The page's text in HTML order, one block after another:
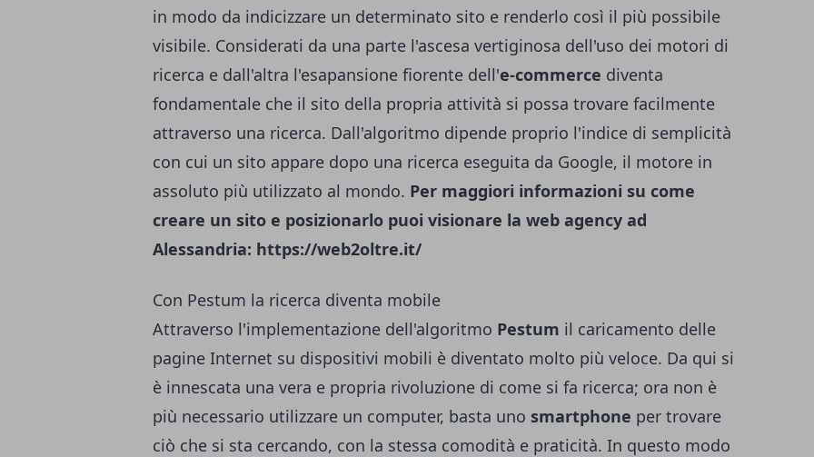
in modo da indicizzare un determinato sito e renderlo così il più possibile
visibile. Considerati da una parte l'ascesa vertiginosa dell'uso dei motori di
ricerca e dall'altra l'esapansione fiorente dell'e-commerce diventa
fondamentale che il sito della propria attività si possa trovare facilmente
attraverso una ricerca. Dall'algoritmo dipende proprio l'indice di semplicità
con cui un sito appare dopo una ricerca eseguita da Google, il motore in
assoluto più utilizzato al mondo. Per maggiori informazioni su come
creare un sito e posizionarlo puoi visionare la web agency ad
Alessandria: https://web2oltre.it/
Con Pestum la ricerca diventa mobile
Attraverso l'implementazione dell'algoritmo Pestum il caricamento delle
pagine Internet su dispositivi mobili è diventato molto più veloce. Da qui si
è innescata una vera e propria rivoluzione di come si fa ricerca; ora non è
più necessario utilizzare un computer, basta uno smartphone per trovare
ciò che si sta cercando, con la stessa comodità e praticità. In questo modo